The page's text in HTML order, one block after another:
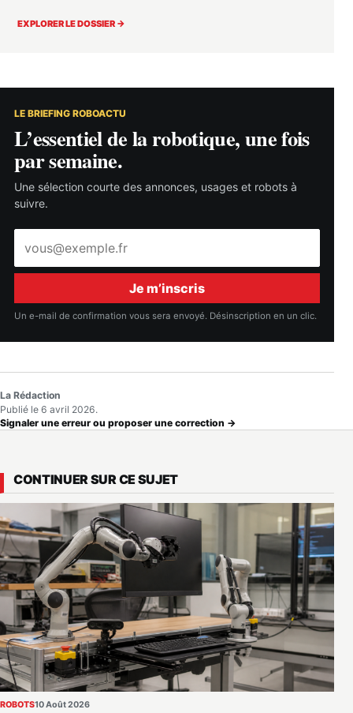
EXPLORER LE DOSSIER →
LE BRIEFING ROBOACTU
L’essentiel de la robotique, une fois
par semaine.
Une sélection courte des annonces, usages et robots à
suivre.
mail
Je m’inscris
Un e-mail de confirmation vous sera envoyé. Désinscription en un clic.
La Rédaction
Publié le 6 avril 2026.
Signaler une erreur ou proposer une correction →
CONTINUER SUR CE SUJET
ROBOTS10 Août 2026